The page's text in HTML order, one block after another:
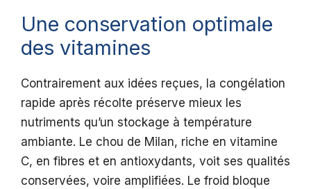
Une conservation optimale
des vitamines
Contrairement aux idées reçues, la congélation
rapide après récolte préserve mieux les
nutriments qu’un stockage à température
ambiante. Le chou de Milan, riche en vitamine
C, en fibres et en antioxydants, voit ses qualités
conservées, voire amplifiées. Le froid bloque